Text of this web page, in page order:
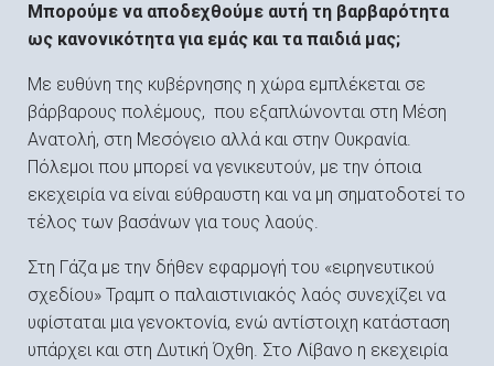
Μπορούμε να αποδεχθούμε αυτή τη βαρβαρότητα
ως κανονικότητα για εμάς και τα παιδιά μας;
Με ευθύνη της κυβέρνησης η χώρα εμπλέκεται σε
βάρβαρους πολέμους, που εξαπλώνονται στη Μέση
Ανατολή, στη Μεσόγειο αλλά και στην Ουκρανία.
Πόλεμοι που μπορεί να γενικευτούν, με την όποια
εκεχειρία να είναι εύθραυστη και να μη σηματοδοτεί το
τέλος των βασάνων για τους λαούς.
Στη Γάζα με την δήθεν εφαρμογή του «ειρηνευτικού
σχεδίου» Τραμπ ο παλαιστινιακός λαός συνεχίζει να
υφίσταται μια γενοκτονία, ενώ αντίστοιχη κατάσταση
υπάρχει και στη Δυτική Όχθη. Στο Λίβανο η εκεχειρία